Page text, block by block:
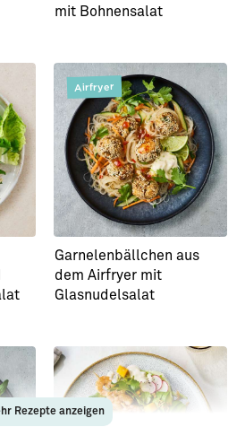
mit Bohnensalat
Airfryer
Garnelenbällchen aus
dem Airfryer mit
Glasnudelsalat
Rezepte anzeigen